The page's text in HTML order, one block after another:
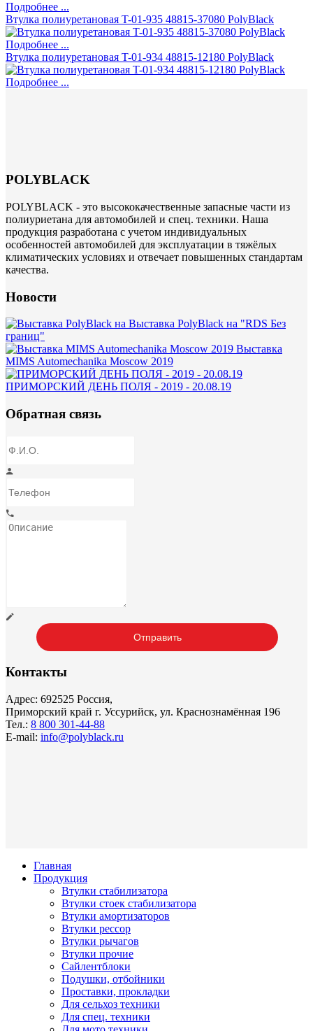
Подробнее ...
Втулка полиуретановая T-01-935 48815-37080 PolyBlack
Подробнее ...
Втулка полиуретановая T-01-934 48815-12180 PolyBlack
Подробнее ...
POLYBLACK
POLYBLACK - это высококачественные запасные части из
полиуриетана для автомобилей и спец. техники. Наша
продукция разработана с учетом индивидуальных
особенностей автомобилей для эксплуатации в тяжёлых
климатических условиях и отвечает повышенных стандартам
качества.
Новости
Выставка PolyBlack на "RDS Без
границ"
Выставка
MIMS Automechanika Moscow 2019
ПРИМОРСКИЙ ДЕНЬ ПОЛЯ - 2019 - 20.08.19
Обратная связь
Контакты
Адрес: 692525 Россия,
Приморский край г. Уссурийск, ул. Краснознамённая 196
Тел.: 8 800 301-44-88
E-mail: info@polyblack.ru
Главная
Продукция
Втулки стабилизатора
Втулки стоек стабилизатора
Втулки амортизаторов
Втулки рессор
Втулки рычагов
Втулки прочие
Сайлентблоки
Подушки, отбойники
Проставки, прокладки
Для сельхоз техники
Для спец. техники